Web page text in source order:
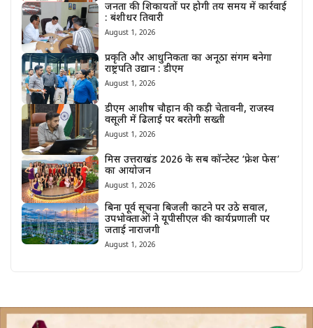
जनता की शिकायतों पर होगी तय समय में कार्रवाई
: बंशीधर तिवारी
August 1, 2026
प्रकृति और आधुनिकता का अनूठा संगम बनेगा
राष्ट्रपति उद्यान : डीएम
August 1, 2026
डीएम आशीष चौहान की कड़ी चेतावनी, राजस्व
वसूली में ढिलाई पर बरतेगी सख्ती
August 1, 2026
मिस उत्तराखंड 2026 के सब कॉन्टेस्ट ‘फ्रेश फेस’
का आयोजन
August 1, 2026
बिना पूर्व सूचना बिजली काटने पर उठे सवाल,
उपभोक्ताओं ने यूपीसीएल की कार्यप्रणाली पर
जताई नाराजगी
August 1, 2026